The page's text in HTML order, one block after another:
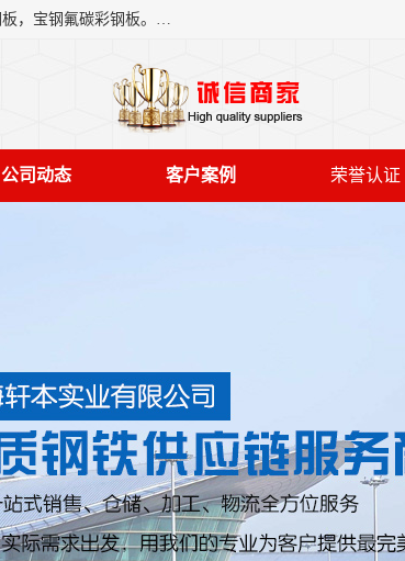
上海轩本实业有限公司主营产品：宝钢彩钢板、宝钢彩钢卷、宝钢彩涂板、宝钢彩涂卷、宝钢高耐候彩钢板，宝钢氟碳彩钢板。是一家集钢铁贸易，物流、加工为一体的产业全配套公司。
公司动态 客户案例 荣誉认证